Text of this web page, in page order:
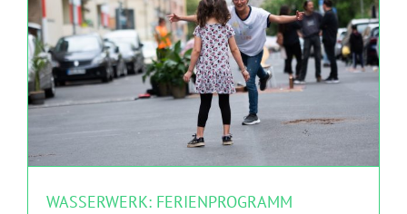
WASSERWERK: FERIENPROGRAMM
HINGEHEN Realillusion Sasha Waltz & Guests
WASSERWERK: FERIENPROGRAMM